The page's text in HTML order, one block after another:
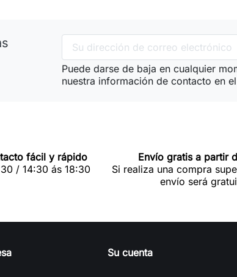
Puede darse de baja en cualquier
nuestra información de contacto en
fácil y rápido
/ 14:30 ás 18:30
Envío gratis a partir
Si realiza una compra
envío será
Su cuenta